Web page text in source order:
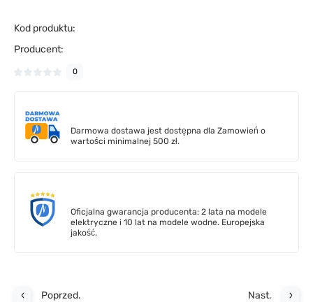
Kod produktu:
Producent:
0
Darmowa dostawa jest dostępna dla Zamowień o
wartości minimalnej 500 zł.
Oficjalna gwarancja producenta: 2 lata na modele
elektryczne i 10 lat na modele wodne. Europejska
jakość.
Poprzed. Nast.